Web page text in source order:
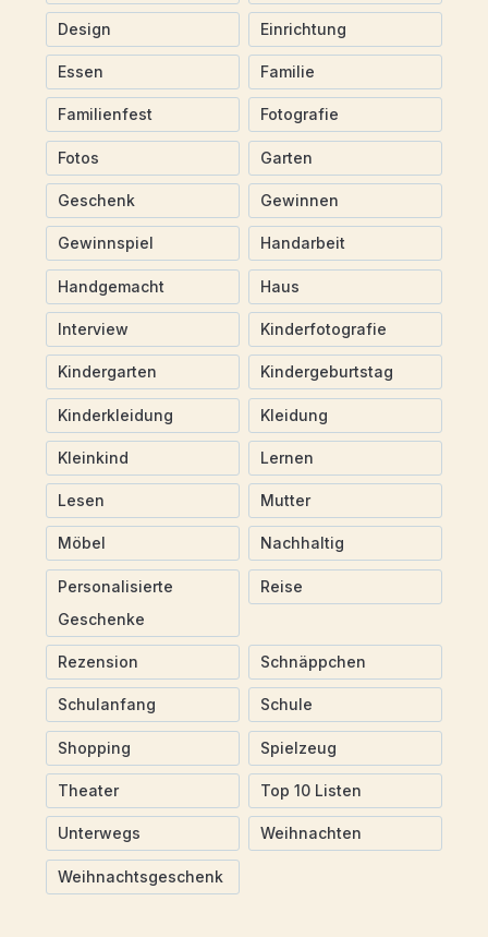
Design Einrichtung
Essen Familie
Familienfest Fotografie
Fotos Garten
Geschenk Gewinnen
Gewinnspiel Handarbeit
Handgemacht Haus
Interview Kinderfotografie
Kindergarten Kindergeburtstag
Kinderkleidung Kleidung
Kleinkind Lernen
Lesen Mutter
Möbel Nachhaltig
Personalisierte
Geschenke
Reise
Rezension Schnäppchen
Schulanfang Schule
Shopping Spielzeug
Theater Top 10 Listen
Unterwegs Weihnachten
Weihnachtsgeschenk